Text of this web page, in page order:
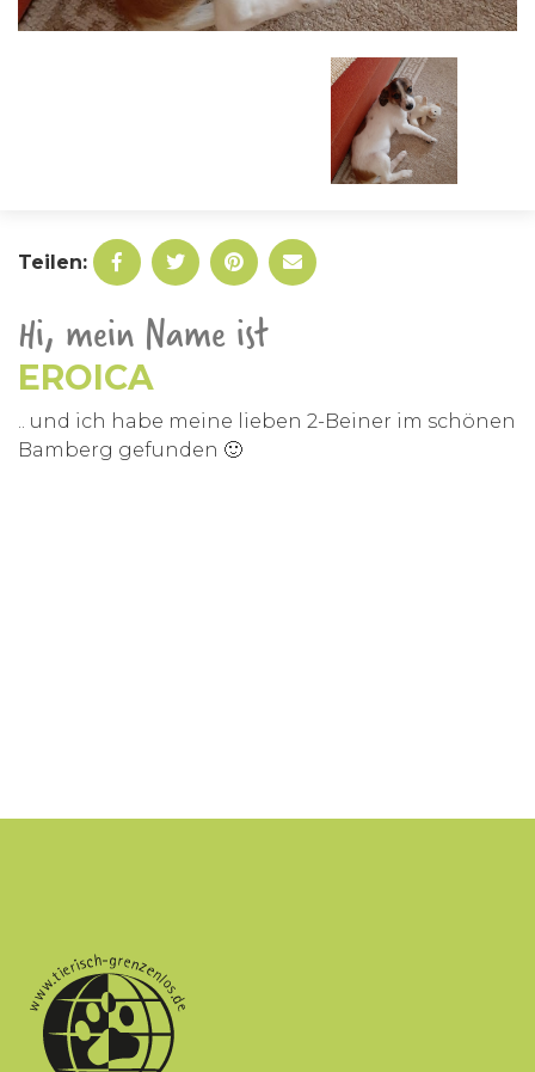
Teilen:
Hi, mein Name ist
EROICA
.. und ich habe meine lieben 2-Beiner im schönen
Bamberg gefunden 🙂